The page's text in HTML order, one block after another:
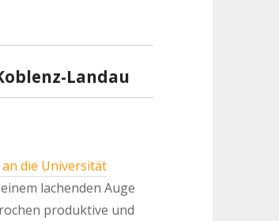
Landau
die Universität
lachenden Auge
produktive und